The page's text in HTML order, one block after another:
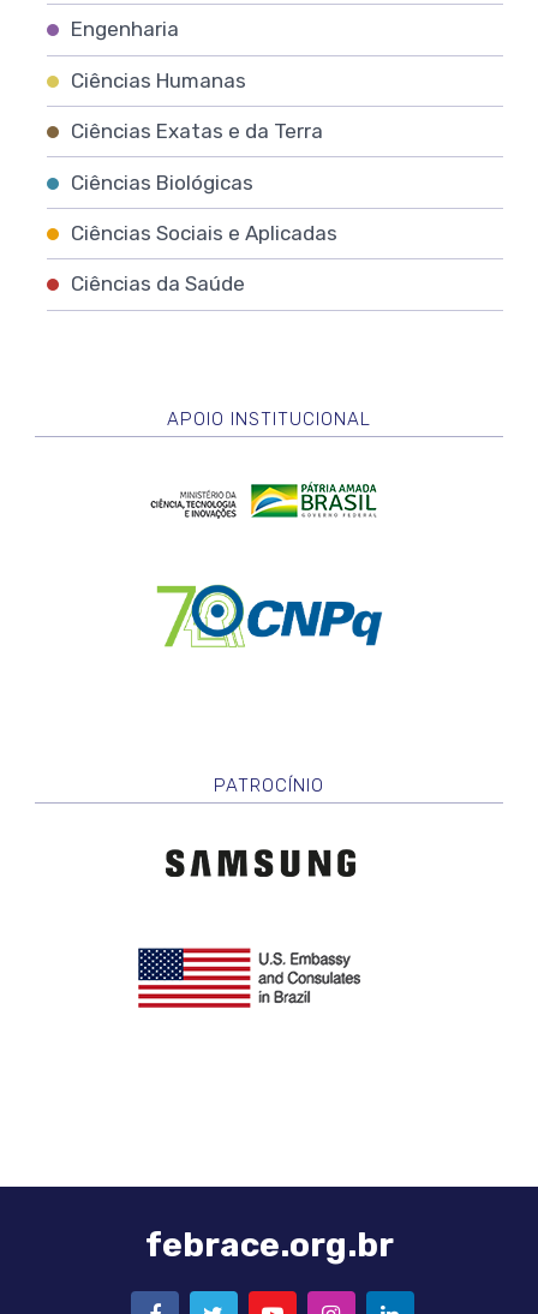
Engenharia
Ciências Humanas
Ciências Exatas e da Terra
Ciências Biológicas
Ciências Sociais e Aplicadas
Ciências da Saúde
APOIO INSTITUCIONAL
Ministério
da
Inovação
PATROCÍNIO
Samsung
Americana
febrace.org.br